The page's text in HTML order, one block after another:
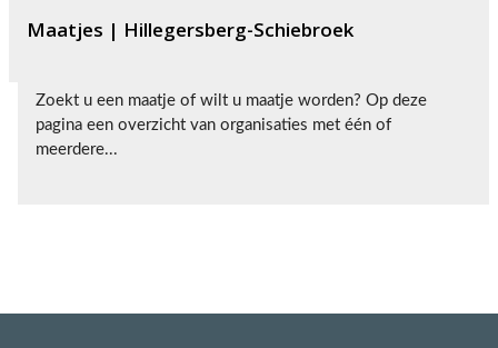
Maatjes | Hillegersberg-Schiebroek
Zoekt u een maatje of wilt u maatje worden? Op deze
pagina een overzicht van organisaties met één of
meerdere...